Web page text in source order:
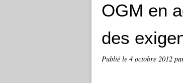
OGM en
des
Publié le 4 octobre 2012